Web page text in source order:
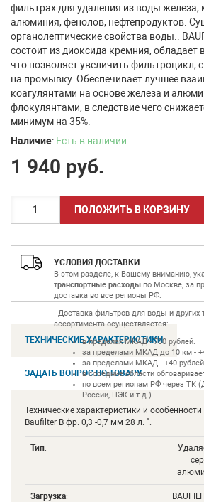
фильтрах для удаления из воды железа,
алюминия, фенолов, нефтепродуктов.
органолептические свойства воды..
состоит из диоксида кремния, обладает
что позволяет увеличить фильтроцикл,
на промывку. Обеспечивает лучшее
коагулянтами на основе железа и
флокулянтами, в следствие чего
минимум на 35%.
Наличие: Есть в наличии
1 940 руб.
УСЛОВИЯ ДОСТАВКИ
В этом разделе, к Вашему вниманию,
транспортные расходы по Москве, за
доставка во все регионы РФ.
Доставка фильтров для воды и других
ассортимента осуществляется:
в пределах МКАД - 780 рублей.
за пределами МКАД до 10 км -
за пределами МКАД - +40
в соседние области
по всем регионам РФ через ТК
России, ПЭК и т.д.)
ТЕХНИЧЕСКИЕ ХАРАКТЕРИСТИКИ
ЗАДАТЬ ВОПРОС ПО ТОВАРУ
Технические характеристики и
Baufilter B фр. 0,3 -0,7 мм 28 л. ".
Тип:
Загрузка: